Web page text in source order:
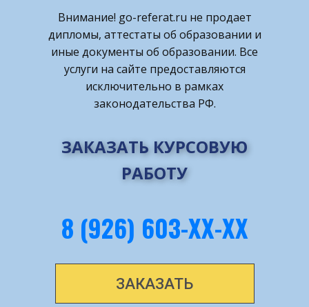
Внимание! ​go-referat.ru не продает
дипломы, аттестаты об образовании и
иные документы об образовании. Все
услуги на сайте предоставляются
исключительно в рамках
законодательства РФ.
ЗАКАЗАТЬ КУРСОВУЮ
РАБОТУ
8 (926) 603-ХХ-ХХ
ЗАКАЗАТЬ